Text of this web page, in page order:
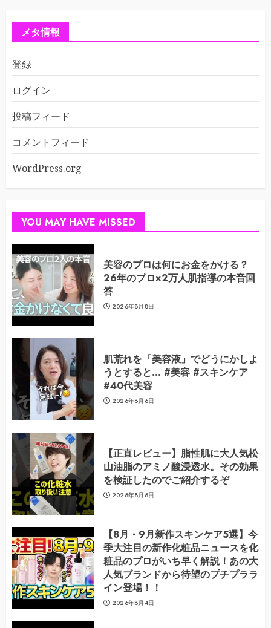
メタ情報
登録
ログイン
投稿フィード
コメントフィード
WordPress.org
YOU MAY HAVE MISSED
美容のプロは何にお金をかける？
26年のプロ×2万人肌指導の本音回
答
2026年8月8日
肌荒れを「美容液」でどうにかしよ
うとすると… #美容 #スキンケア
#40代美容
2026年8月6日
【正直レビュー】脂性肌に大人気松
山油脂のアミノ酸浸透水。その効果
を検証したのでご紹介するぞ
2026年8月6日
【8月・9月新作スキンケア5選】今
季大注目の新作化粧品ニュースを化
粧品のプロがいち早く解説！あの大
人気ブランドから待望のプチプララ
イン登場！！
2026年8月4日